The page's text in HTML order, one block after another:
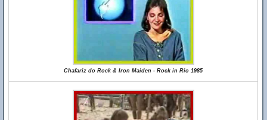
Chafariz do Rock & Iron Maiden - Rock in Rio 1985